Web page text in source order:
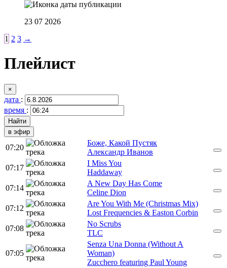
23 07 2026
1 2 3 →
Плейлист
×
дата :
время :
в эфир
07:20
Боже, Какой Пустяк
Александр Иванов
07:17
I Miss You
Haddaway
07:14
A New Day Has Come
Celine Dion
07:12
Are You With Me (Christmas Mix)
Lost Frequencies & Easton Corbin
07:08
No Scrubs
TLC
07:05
Senza Una Donna (Without A
Woman)
Zucchero featuring Paul Young